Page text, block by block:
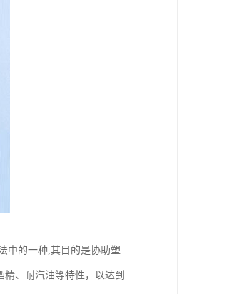
中的一种,其目的是协助塑
、耐汽油等特性，以达到